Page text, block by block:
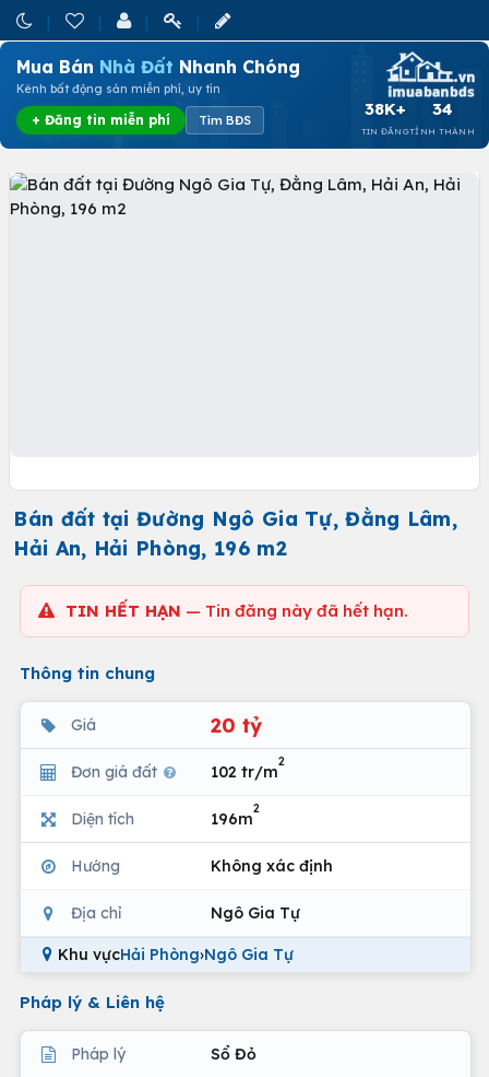
Mua Bán Nhà Đất Nhanh Chóng
Kênh bất động sản miễn phí, uy tín
+ Đăng tin miễn phí Tìm BĐS
38K+
TIN ĐĂNG
34
TỈNH THÀNH
Bán đất tại Đường Ngô Gia Tự, Đằng Lâm,
Hải An, Hải Phòng, 196 m2
TIN HẾT HẠN — Tin đăng này đã hết hạn.
Thông tin chung
Giá 20 tỷ
Đơn giá đất 102 tr/m
2
Diện tích 196m
2
Hướng Không xác định
Địa chỉ Ngô Gia Tự
Khu vựcHải Phòng›Ngô Gia Tự
Pháp lý & Liên hệ
Pháp lý Sổ Đỏ